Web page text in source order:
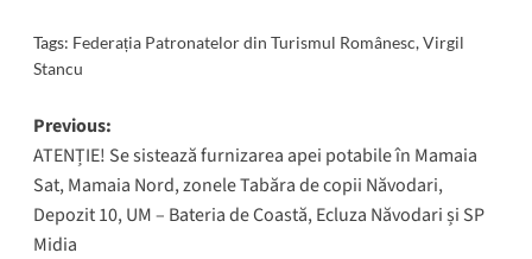
Tags: Federația Patronatelor din Turismul Românesc,Virgil
Stancu
Post
navigation
Previous:
ATENȚIE! Se sistează furnizarea apei potabile în Mamaia
Sat, Mamaia Nord, zonele Tabăra de copii Năvodari,
Depozit 10, UM – Bateria de Coastă, Ecluza Năvodari și SP
Midia